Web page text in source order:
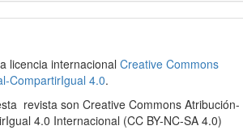
licencia internacionalCreative Commons
CompartirIgual 4.0.
revista son Creative Commons Atribución-
4.0 Internacional (CC BY-NC-SA 4.0)